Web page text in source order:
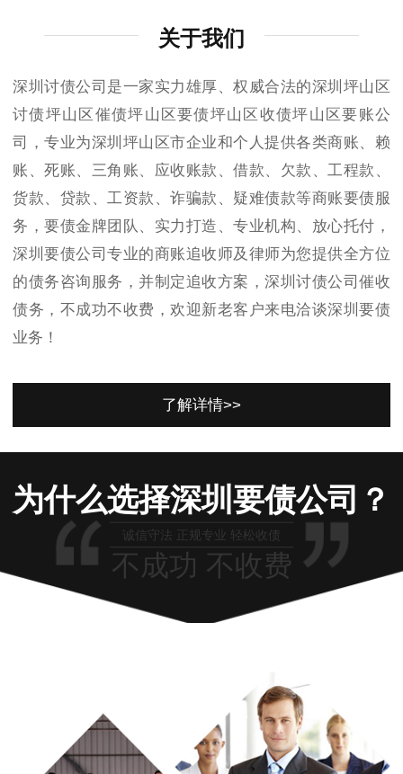
关于我们
深圳讨债公司是一家实力雄厚、权威合法的深圳坪山区
讨债坪山区催债坪山区要债坪山区收债坪山区要账公
司，专业为深圳坪山区市企业和个人提供各类商账、赖
账、死账、三角账、应收账款、借款、欠款、工程款、
货款、贷款、工资款、诈骗款、疑难债款等商账要债服
务，要债金牌团队、实力打造、专业机构、放心托付，
深圳要债公司专业的商账追收师及律师为您提供全方位
的债务咨询服务，并制定追收方案，深圳讨债公司催收
债务，不成功不收费，欢迎新老客户来电洽谈深圳要债
业务！
了解详情>>
为什么选择深圳要债公司？
诚信守法 正规专业 轻松收债
不成功 不收费